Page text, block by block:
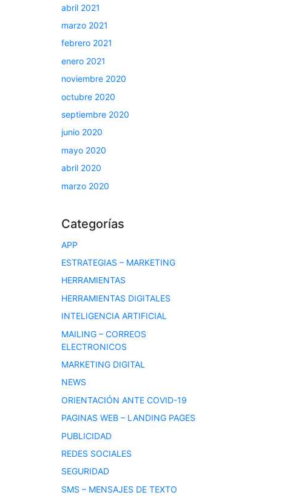
abril 2021
marzo 2021
febrero 2021
enero 2021
noviembre 2020
octubre 2020
septiembre 2020
junio 2020
mayo 2020
abril 2020
marzo 2020
Categorías
APP
ESTRATEGIAS – MARKETING
HERRAMIENTAS
HERRAMIENTAS DIGITALES
INTELIGENCIA ARTIFICIAL
MAILING – CORREOS
ELECTRONICOS
MARKETING DIGITAL
NEWS
ORIENTACIÓN ANTE COVID-19
PAGINAS WEB – LANDING PAGES
PUBLICIDAD
REDES SOCIALES
SEGURIDAD
SMS – MENSAJES DE TEXTO